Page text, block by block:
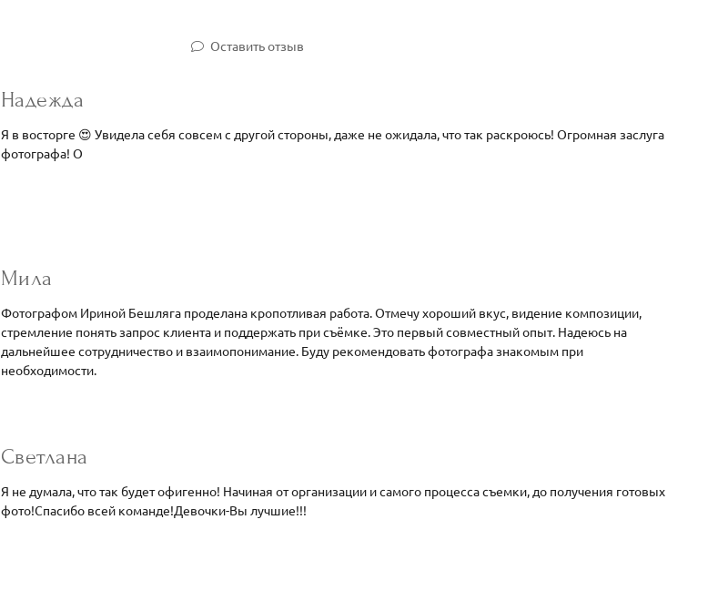
Оставить отзыв
Надежда
Я в восторге 😍 Увидела себя совсем с другой стороны, даже не ожидала, что так раскроюсь! Огромная заслуга
фотографа! О
Мила
Фотографом Ириной Бешляга проделана кропотливая работа. Отмечу хороший вкус, видение композиции,
стремление понять запрос клиента и поддержать при съёмке. Это первый совместный опыт. Надеюсь на
дальнейшее сотрудничество и взаимопонимание. Буду рекомендовать фотографа знакомым при
необходимости.
Светлана
Я не думала, что так будет офигенно! Начиная от организации и самого процесса съемки, до получения готовых
фото!Спасибо всей команде!Девочки-Вы лучшие!!!